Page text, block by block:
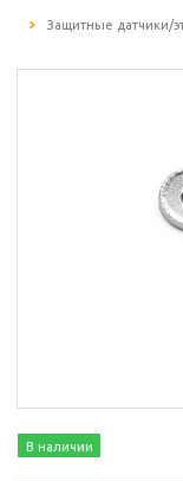
Защитные датчики/
В наличии